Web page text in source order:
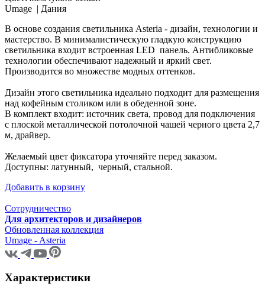
Umage | Дания
В основе создания светильника Asteria - дизайн, технологии и
мастерство. В минималистическую гладкую конструкцию
светильника входит встроенная LED панель. Антибликовые
технологии обеспечивают надежный и яркий свет.
Производится во множестве модных оттенков.
Дизайн этого светильника идеально подходит для размещения
над кофейным столиком или в обеденной зоне.
В комплект входит: источник света, провод для подключения
с плоской металлической потолочной чашей черного цвета 2,7
м, драйвер.
Желаемый цвет фиксатора уточняйте перед заказом.
Доступны: латунный, черный, стальной.
Добавить в корзину
Сотрудничество
Для архитекторов и дизайнеров
Обновленная коллекция
Umage - Asteria
Характеристики